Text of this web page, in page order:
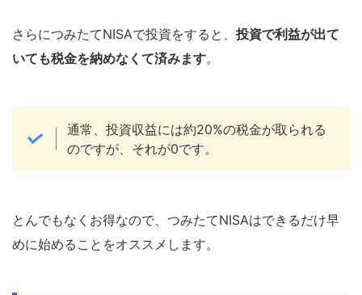
さらにつみたてNISAで投資をすると、 投資で利益が出て
いても税金を納めなくて済みます。
通常、投資収益には約20%の税金が取られる
のですが、それが0です。
とんでもなくお得なので、つみたてNISAはできるだけ早
めに始めることをオススメします。